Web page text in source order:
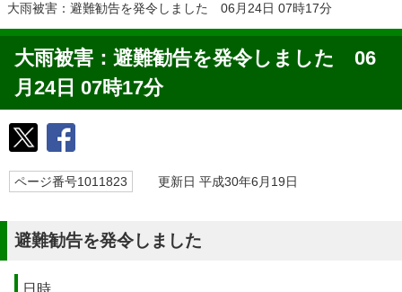
大雨被害：避難勧告を発令しました 06月24日 07時17分
大雨被害：避難勧告を発令しました 06
月24日 07時17分
ページ番号1011823 更新日 平成30年6月19日
避難勧告を発令しました
日時